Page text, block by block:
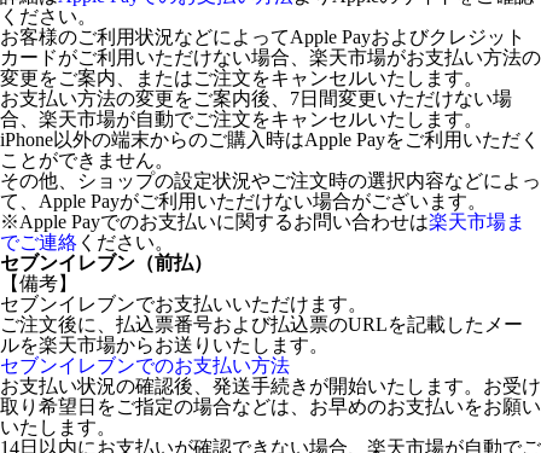
ください。
お客様のご利用状況などによってApple Payおよびクレジット
カードがご利用いただけない場合、楽天市場がお支払い方法の
変更をご案内、またはご注文をキャンセルいたします。
お支払い方法の変更をご案内後、7日間変更いただけない場
合、楽天市場が自動でご注文をキャンセルいたします。
iPhone以外の端末からのご購入時はApple Payをご利用いただく
ことができません。
その他、ショップの設定状況やご注文時の選択内容などによっ
て、Apple Payがご利用いただけない場合がございます。
※Apple Payでのお支払いに関するお問い合わせは楽天市場ま
でご連絡 ください。
セブンイレブン（前払）
【備考】
セブンイレブンでお支払いいただけます。
ご注文後に、払込票番号および払込票のURLを記載したメー
ルを楽天市場からお送りいたします。
セブンイレブンでのお支払い方法
お支払い状況の確認後、発送手続きが開始いたします。お受け
取り希望日をご指定の場合などは、お早めのお支払いをお願い
いたします。
14日以内にお支払いが確認できない場合、楽天市場が自動でご